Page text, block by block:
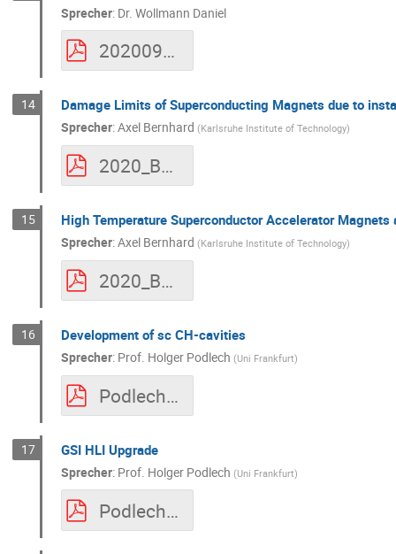
Sprecher: Dr. Wollmann Daniel
20200907_DWollmann_CERN_ScMagnetDamage_BeamImpact_KfB_BMBF_Verbundforschung.pdf
14 Damage Limits of Superconducting Magnets due to
Sprecher:Axel Bernhard (Karlsruhe Institute of Technology)
2020_BMBFPkT_KIT-CERN_SCMagnetDamage.pdf
15 High Temperature Superconductor Accelerator Magnets
Sprecher:Axel Bernhard (Karlsruhe Institute of Technology)
2020_BMBFPkT_KIT-CERN_HTSMagnets.pdf
16 Development of sc CH-cavities
Sprecher: Prof. Holger Podlech (Uni Frankfurt)
Podlech_SLCH.pdf
17 GSI HLI Upgrade
Sprecher: Prof. Holger Podlech (Uni Frankfurt)
Podlech_HLI.pdf